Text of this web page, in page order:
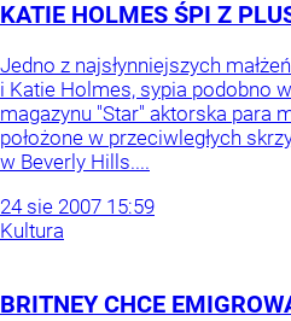
KATIE HOLMES ŚPI Z
Jedno z najsłynniejszych
i Katie Holmes, sypia podobno
magazynu "Star" aktorska para
położone w przeciwległych
w Beverly Hills....
24 sie 2007 15:59
Kultura
BRITNEY CHCE